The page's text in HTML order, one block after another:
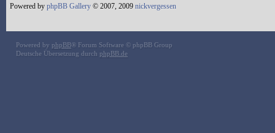
Powered by phpBB Gallery © 2007, 2009 nickvergessen
Powered by phpBB® Forum Software © phpBB Group
Deutsche Übersetzung durch phpBB.de